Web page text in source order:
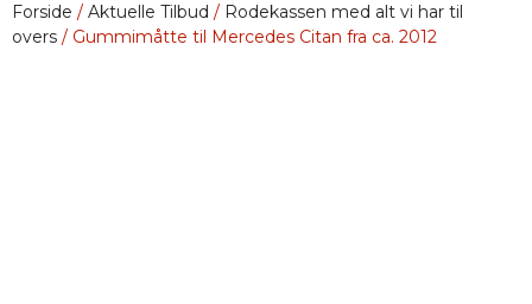
Forside / Aktuelle Tilbud / Rodekassen med alt vi har til
overs / Gummimåtte til Mercedes Citan fra ca. 2012